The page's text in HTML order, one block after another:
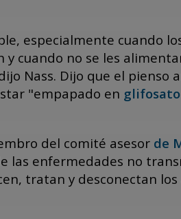
especialmente cuando
y cuando no se les
Nass. Dijo que el pienso
"empapado en glifosato
del comité asesor de
las enfermedades no
tratan y desconectan